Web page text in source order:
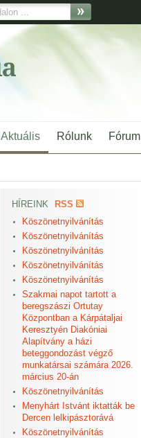
Aktuális Rólunk Fórum
HÍREINK
RSS
Köszönetnyilvánítás
Köszönetnyilvánítás
Köszönetnyilvánítás
Köszönetnyilvánítás
Köszönetnyilvánítás
Szakmai napot tartott a
beregszászi Ortutay
Központban a Kárpátaljai
Keresztyén Diakóniai
Alapítvány a házi
beteggondozást végző
munkatársai számára 2026.
március 20-án
Köszönetnyilvánítás
Menyhárt Istvánt iktatták be
Dercen lelkipásztorává
Köszönetnyilvánítás